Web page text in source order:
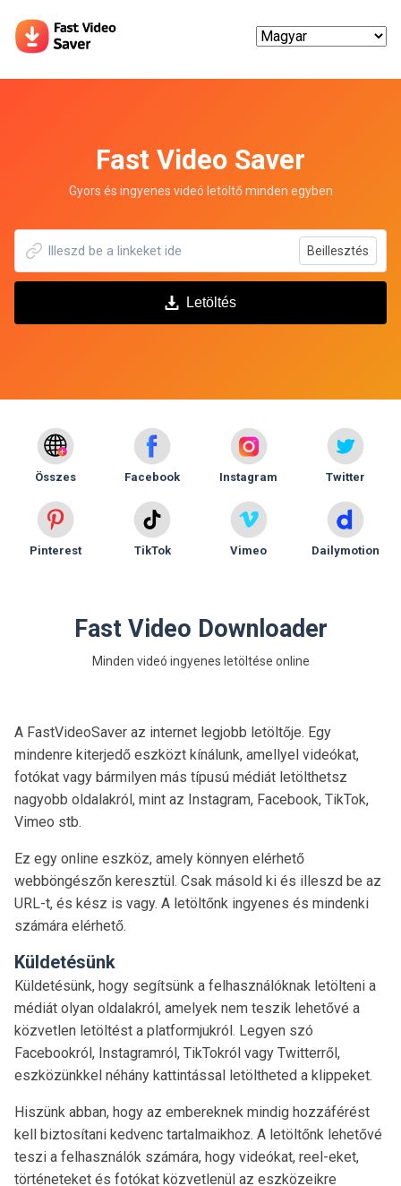
Fast Video Saver
Gyors és ingyenes videó letöltő minden egyben
Beillesztés
Letöltés
Összes Facebook Instagram Twitter
Pinterest TikTok Vimeo Dailymotion
Fast Video Downloader
Minden videó ingyenes letöltése online
A FastVideoSaver az internet legjobb letöltője. Egy
mindenre kiterjedő eszközt kínálunk, amellyel videókat,
fotókat vagy bármilyen más típusú médiát letölthetsz
nagyobb oldalakról, mint az Instagram, Facebook, TikTok,
Vimeo stb.
Ez egy online eszköz, amely könnyen elérhető
webböngészőn keresztül. Csak másold ki és illeszd be az
URL-t, és kész is vagy. A letöltőnk ingyenes és mindenki
számára elérhető.
Küldetésünk
Küldetésünk, hogy segítsünk a felhasználóknak letölteni a
médiát olyan oldalakról, amelyek nem teszik lehetővé a
közvetlen letöltést a platformjukról. Legyen szó
Facebookról, Instagramról, TikTokról vagy Twitterről,
eszközünkkel néhány kattintással letöltheted a klippeket.
Hiszünk abban, hogy az embereknek mindig hozzáférést
kell biztosítani kedvenc tartalmaikhoz. A letöltőnk lehetővé
teszi a felhasználók számára, hogy videókat, reel-eket,
történeteket és fotókat közvetlenül az eszközeikre